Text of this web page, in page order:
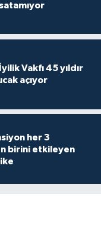
Vakfı 45 yıldır
açıyor
her 3
birini etkileyen